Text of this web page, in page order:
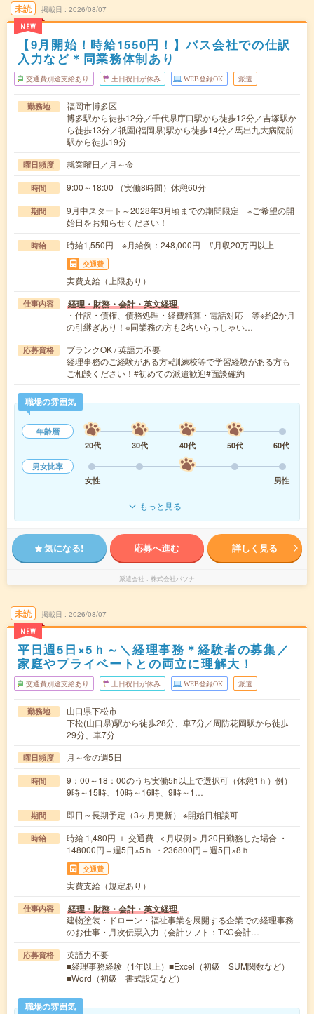
未読
NEW
掲載日 2026/08/07
【9月開始！時給1550円！】バス会社での仕訳
入力など＊同業務体制あり
交通費別途支給あり 土日祝日が休み WEB登録OK 派遣
勤務地
福岡市博多区
博多駅から徒歩12分／千代県庁口駅から徒歩12分／吉塚駅か
ら徒歩13分／祇園(福岡県)駅から徒歩14分／馬出九大病院前
駅から徒歩19分
曜日頻度 就業曜日／月～金
時間 9:00～18:00 （実働8時間）休憩60分
期間
9月中スタート～2028年3月頃までの期間限定 ※ご希望の開
始日をお知らせください！
時給 時給1,550円 ※月給例：248,000円 #月収20万円以上
交通費
実費支給（上限あり）
仕事内容 経理・財務・会計・英文経理
・仕訳・債権、債務処理・経費精算・電話対応 等※約2か月
の引継ぎあり！※同業務の方も2名いらっしゃい…
応募資格
ブランクOK / 英語力不要
経理事務のご経験がある方※訓練校等で学習経験がある方も
ご相談ください！#初めての派遣歓迎#面談確約
職場の雰囲気
年齢層
20代
30代 40代 50代
60代
男女比率
女性
男性
もっと見る
気になる! 応募へ進む 詳しく見る
派遣会社 株式会社パソナ
未読
NEW
掲載日 2026/08/07
平日週5日×5ｈ～＼経理事務＊経験者の募集／
家庭やプライベートとの両立に理解大！
交通費別途支給あり 土日祝日が休み WEB登録OK 派遣
勤務地
山口県下松市
下松(山口県)駅から徒歩28分、車7分／周防花岡駅から徒歩
29分、車7分
曜日頻度 月～金の週5日
時間
9：00～18：00のうち実働5h以上で選択可（休憩1ｈ）例）
9時～15時、10時～16時、9時～1…
期間 即日～長期予定（3ヶ月更新） ※開始日相談可
時給
時給 1,480円 ＋ 交通費 ＜月収例＞月20日勤務した場合 ・
148000円＝週5日×5ｈ ・236800円＝週5日×8ｈ
交通費
実費支給（規定あり）
仕事内容 経理・財務・会計・英文経理
建物塗装・ドローン・福祉事業を展開する企業での経理事務
のお仕事・月次伝票入力（会計ソフト：TKC会計…
応募資格
英語力不要
■経理事務経験（1年以上）■Excel（初級 SUM関数など）
■Word（初級 書式設定など）
職場の雰囲気